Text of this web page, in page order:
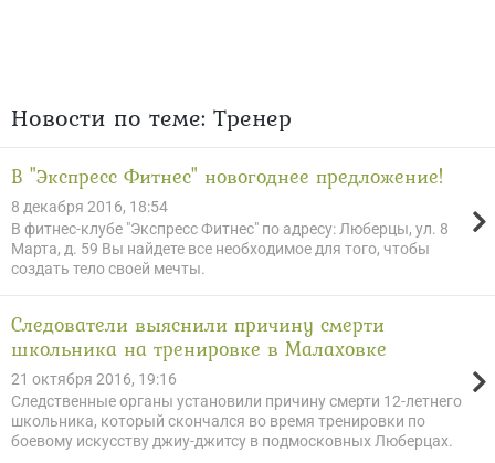
Новости по теме: Тренер
В "Экспресс Фитнес" новогоднее предложение!
8 декабря 2016, 18:54
В фитнес-клубе "Экспресс Фитнес" по адресу: Люберцы, ул. 8
Марта, д. 59 Вы найдете все необходимое для того, чтобы
создать тело своей мечты.
Следователи выяснили причину смерти
школьника на тренировке в Малаховке
21 октября 2016, 19:16
Следственные органы установили причину смерти 12-летнего
школьника, который скончался во время тренировки по
боевому искусству джиу-джитсу в подмосковных Люберцах.